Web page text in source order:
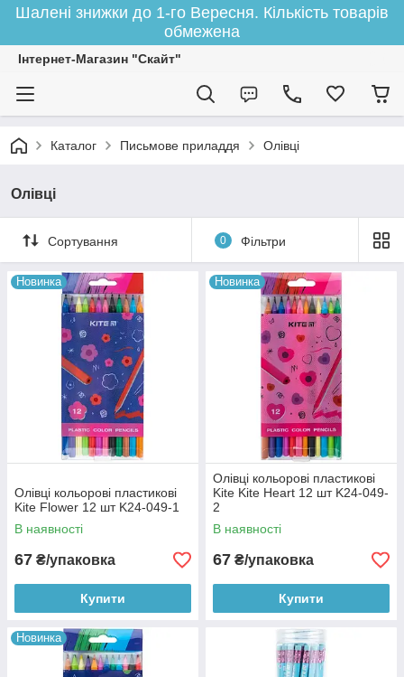
Шалені знижки до 1-го Вересня. Кількість товарів
обмежена
Інтернет-Магазин "Скайт"
Каталог Письмове приладдя Олівці
Олівці
Сортування 0 Фільтри
Новинка
Олівці кольорові пластикові
Kite Flower 12 шт K24-049-1
В наявності
67 ₴/упаковка
Купити
Новинка
Олівці кольорові пластикові
Kite Kite Heart 12 шт K24-049-
2
В наявності
67 ₴/упаковка
Купити
Новинка